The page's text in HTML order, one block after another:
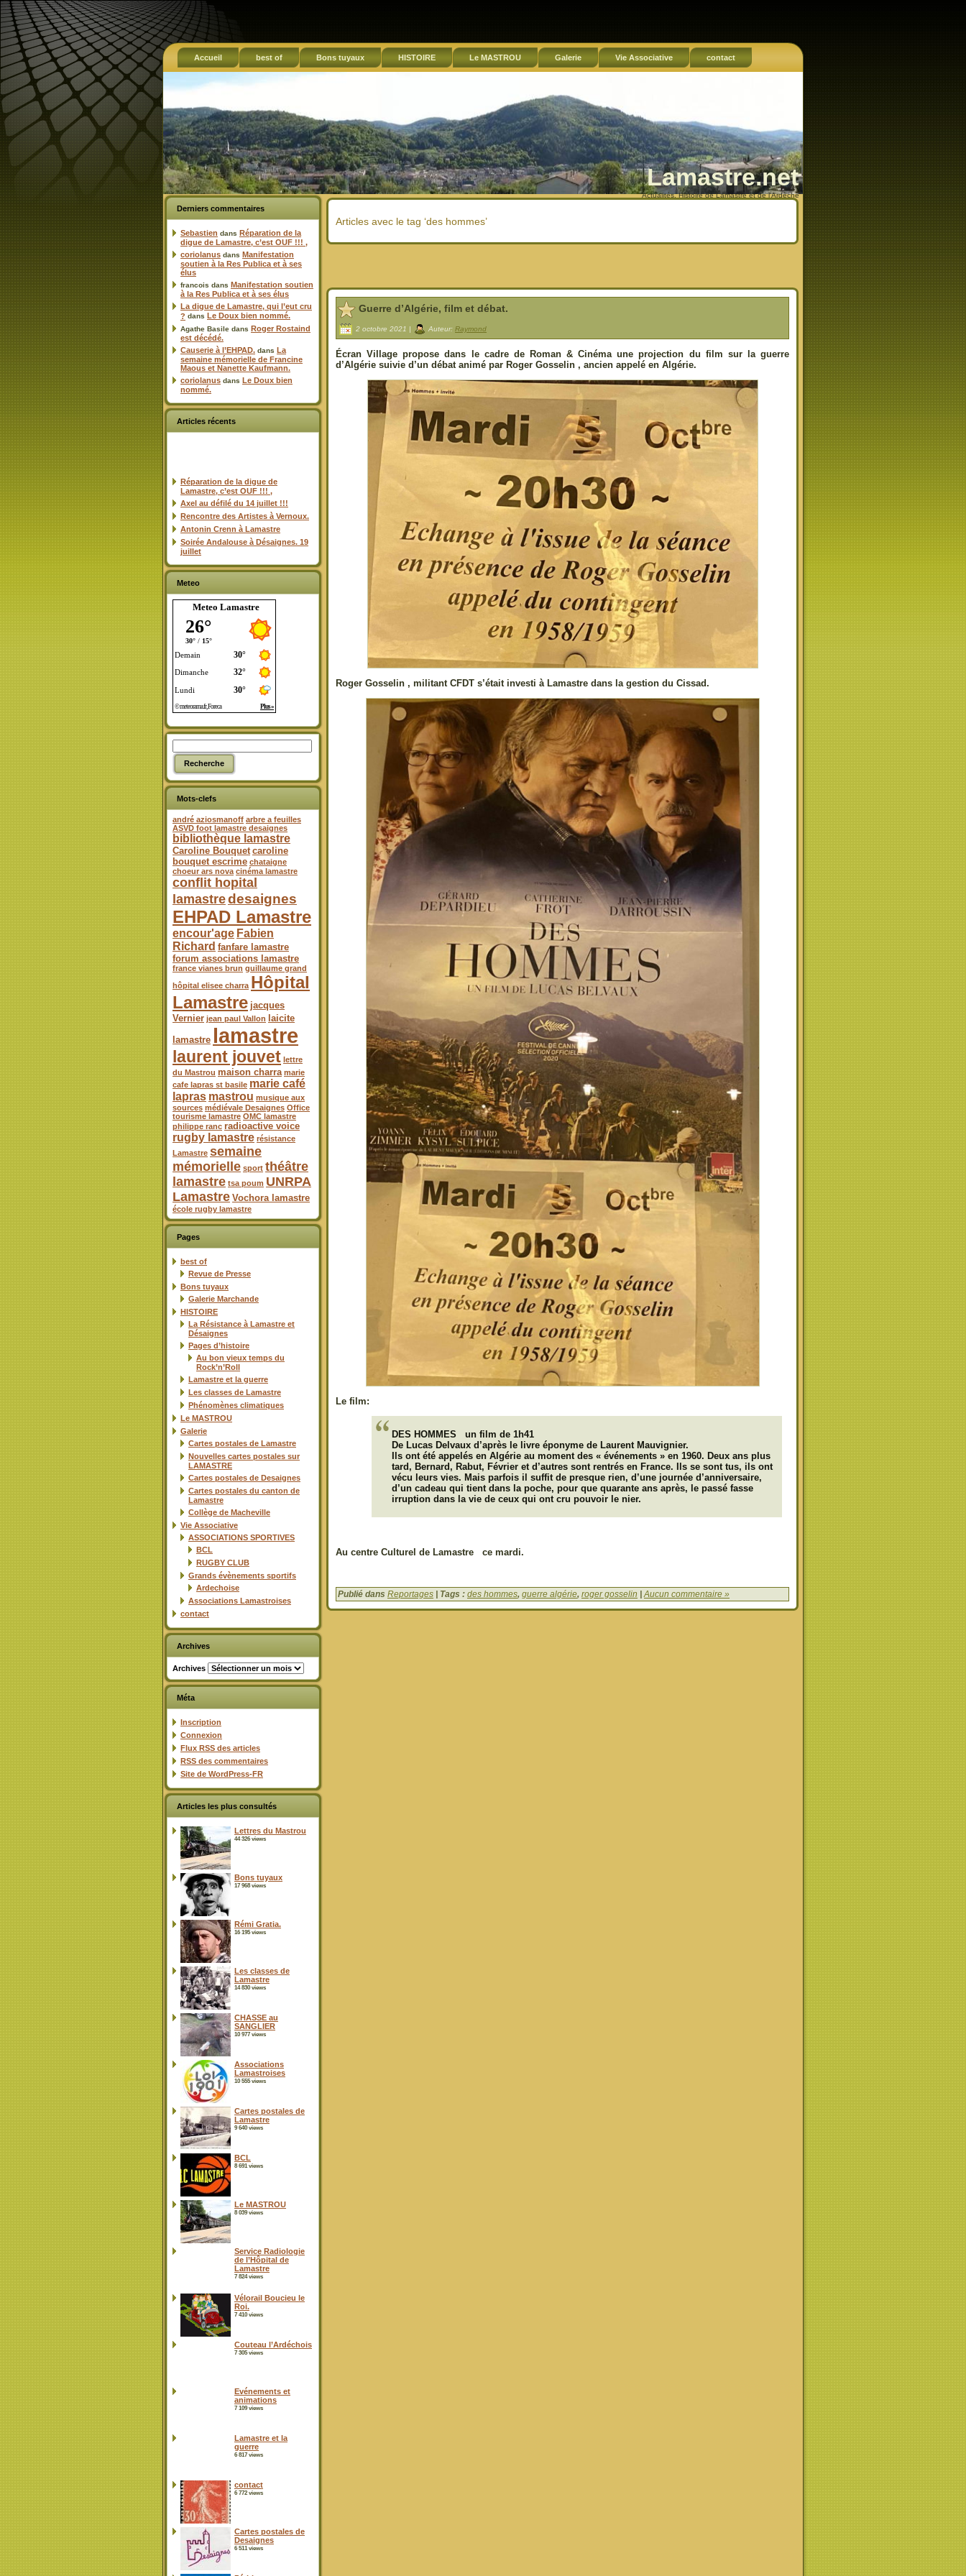
Accueil best of Bons tuyaux HISTOIRE Le MASTROU Galerie Vie Associative contact
Lamastre.net
Actualités, Histoire de Lamastre et de l'Ardèche
Derniers commentaires
Sebastien dans Réparation de la
digue de Lamastre, c’est OUF !!! ,
coriolanus dans Manifestation
soutien à la Res Publica et à ses
élus
francois dans Manifestation soutien
à la Res Publica et à ses élus
La digue de Lamastre, qui l’eut cru
? dans Le Doux bien nommé.
Agathe Basile dans Roger Rostaind
est décédé.
Causerie à l’EHPAD. dans La
semaine mémorielle de Francine
Maous et Nanette Kaufmann.
coriolanus dans Le Doux bien
nommé.
Articles récents
Réparation de la digue de
Lamastre, c’est OUF !!! ,
Axel au défilé du 14 juillet !!!
Rencontre des Artistes à Vernoux.
Antonin Crenn à Lamastre
Soirée Andalouse à Désaignes. 19
juillet
Meteo
Meteo Lamastre
Mots-clefs
andré aziosmanoff arbre a feuilles
ASVD foot lamastre desaignes
bibliothèque lamastre
Caroline Bouquet caroline
bouquet escrime chataigne
choeur ars nova cinéma lamastre
conflit hopital
lamastredesaignes
EHPAD Lamastre
encour'age Fabien
Richard fanfare lamastre
forum associations lamastre
france vianes brun guillaume grand
hôpital elisee charra Hôpital
Lamastre jacques
Vernier jean paul Vallon
laicite
lamastre lamastre
laurent jouvet lettre
du Mastrou maison charra marie
cafe lapras st basile marie café
lapras mastrou musique aux
sources médiévale Desaignes Office
tourisme lamastre OMC lamastre
philippe ranc radioactive voice
rugby lamastre résistance
Lamastre semaine
mémorielle sport théâtre
lamastre tsa poum UNRPA
Lamastre Vochora lamastre
école rugby lamastre
Pages
best of
Revue de Presse
Bons tuyaux
Galerie Marchande
HISTOIRE
La Résistance à Lamastre et
Désaignes
Pages d’histoire
Au bon vieux temps du
Rock’n’Roll
Lamastre et la guerre
Les classes de Lamastre
Phénomènes climatiques
Le MASTROU
Galerie
Cartes postales de Lamastre
Nouvelles cartes postales sur
LAMASTRE
Cartes postales de Desaignes
Cartes postales du canton de
Lamastre
Collège de Macheville
Vie Associative
ASSOCIATIONS SPORTIVES
BCL
RUGBY CLUB
Grands évènements sportifs
Ardechoise
Associations Lamastroises
contact
Archives
Archives
Méta
Inscription
Connexion
Flux RSS des articles
RSS des commentaires
Site de WordPress-FR
Articles les plus consultés
Lettres du Mastrou
44 326 views
Bons tuyaux
17 968 views
Rémi Gratia.
16 195 views
Les classes de
Lamastre
14 830 views
CHASSE au
SANGLIER
10 977 views
Associations
Lamastroises
10 555 views
Cartes postales de
Lamastre
9 640 views
BCL
8 691 views
Le MASTROU
8 039 views
Service Radiologie
de l’Hôpital de
Lamastre
7 824 views
Vélorail Boucieu le
Roi.
7 410 views
Couteau l’Ardéchois
7 305 views
Evénements et
animations
7 109 views
Lamastre et la
guerre
6 817 views
contact
6 772 views
Cartes postales de
Desaignes
6 511 views
Articles avec le tag ‘des hommes’
Guerre d’Algérie, film et débat.
2 octobre 2021 | Auteur: Raymond
Écran Village propose dans le cadre de Roman & Cinéma une projection du film sur la guerre
d’Algérie suivie d’un débat animé par Roger Gosselin , ancien appelé en Algérie.
Roger Gosselin , militant CFDT s’était investi à Lamastre dans la gestion du Cissad.
Le film:
DES HOMMES un film de 1h41
De Lucas Delvaux d’après le livre éponyme de Laurent Mauvignier.
Ils ont été appelés en Algérie au moment des « événements » en 1960. Deux ans plus
tard, Bernard, Rabut, Février et d’autres sont rentrés en France. Ils se sont tus, ils ont
vécu leurs vies. Mais parfois il suffit de presque rien, d’une journée d’anniversaire,
d’un cadeau qui tient dans la poche, pour que quarante ans après, le passé fasse
irruption dans la vie de ceux qui ont cru pouvoir le nier.
Au centre Culturel de Lamastre ce mardi.
Publié dans Reportages | Tags : des hommes, guerre algérie, roger gosselin |Aucun commentaire »